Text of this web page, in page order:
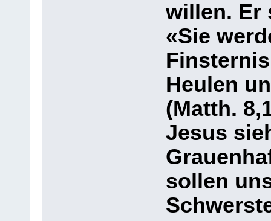
willen. Er
«Sie
Heulen
(Matth.
Jesus
sollen